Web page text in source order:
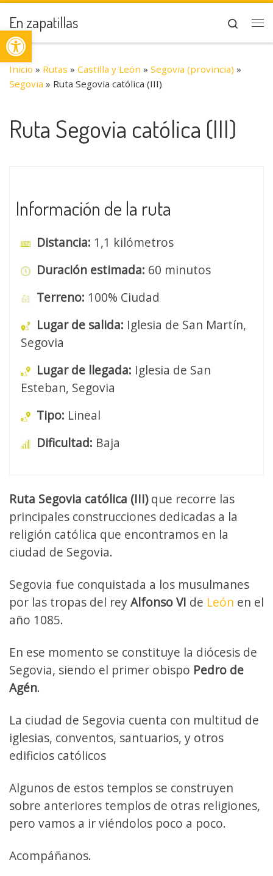
Abrir barra de herramientas
Saltar al contenido
En zapatillas
Search
Inicio » Rutas » Castilla y León » Segovia (provincia) »
Segovia » Ruta Segovia católica (III)
Ruta Segovia católica (III)
Información de la ruta
Distancia: 1,1 kilómetros
Duración estimada: 60 minutos
Terreno: 100% Ciudad
Lugar de salida: Iglesia de San Martín,
Segovia
Lugar de llegada: Iglesia de San
Esteban, Segovia
Tipo: Lineal
Dificultad: Baja
Ruta Segovia católica (III)que recorre las
principales construcciones dedicadas a la
religión católica que encontramos en la
ciudad de Segovia.
Segovia fue conquistada a los musulmanes
por las tropas del reyAlfonso VI de León en el
año 1085.
En ese momento se constituye la diócesis de
Segovia, siendo el primer obispo Pedro de
Agén.
La ciudad de Segovia cuenta con multitud de
iglesias, conventos, santuarios, y otros
edificios católicos
Algunos de estos templos se construyen
sobre anteriores templos de otras religiones,
pero vamos a ir viéndolos poco a poco.
Acompáñanos.